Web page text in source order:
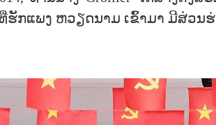
ຮັກແພງ ຫວຽດນາມ ເຂົ້າມາ ມີສ່ວນ